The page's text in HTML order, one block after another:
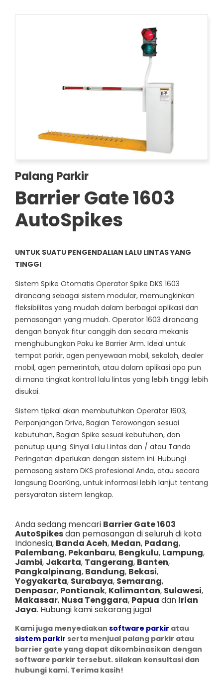
Palang Parkir
Barrier Gate 1603
AutoSpikes
UNTUK SUATU PENGENDALIAN LALU LINTAS YANG
TINGGI
Sistem Spike Otomatis Operator Spike DKS 1603
dirancang sebagai sistem modular, memungkinkan
fleksibilitas yang mudah dalam berbagai aplikasi dan
pemasangan yang mudah. Operator 1603 dirancang
dengan banyak fitur canggih dan secara mekanis
menghubungkan Paku ke Barrier Arm. Ideal untuk
tempat parkir, agen penyewaan mobil, sekolah, dealer
mobil, agen pemerintah, atau dalam aplikasi apa pun
di mana tingkat kontrol lalu lintas yang lebih tinggi lebih
disukai.
Sistem tipikal akan membutuhkan Operator 1603,
Perpanjangan Drive, Bagian Terowongan sesuai
kebutuhan, Bagian Spike sesuai kebutuhan, dan
penutup ujung. Sinyal Lalu Lintas dan / atau Tanda
Peringatan diperlukan dengan sistem ini. Hubungi
pemasang sistem DKS profesional Anda, atau secara
langsung DoorKing, untuk informasi lebih lanjut tentang
persyaratan sistem lengkap.
Anda sedang mencari Barrier Gate 1603
AutoSpikesdan pemasangan di seluruh di kota
Indonesia, Banda Aceh, Medan, Padang,
Palembang, Pekanbaru, Bengkulu, Lampung,
Jambi, Jakarta, Tangerang, Banten,
Pangkalpinang, Bandung, Bekasi,
Yogyakarta, Surabaya, Semarang,
Denpasar, Pontianak, Kalimantan, Sulawesi,
Makassar, Nusa Tenggara, Papua dan Irian
Jaya. Hubungi kami sekarang juga!
Kami juga menyediakan software parkir atau
sistem parkir serta menjual palang parkir atau
barrier gate yang dapat dikombinasikan dengan
software parkir tersebut. silakan konsultasi dan
hubungi kami. Terima kasih!